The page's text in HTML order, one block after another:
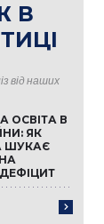
В
від наших
ОСВІТА В
ЯК
ШУКАЄ